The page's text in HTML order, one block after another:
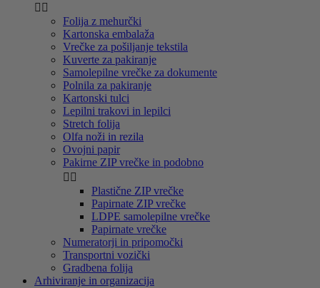
 
Folija z mehurčki
Kartonska embalaža
Vrečke za pošiljanje tekstila
Kuverte za pakiranje
Samolepilne vrečke za dokumente
Polnila za pakiranje
Kartonski tulci
Lepilni trakovi in lepilci
Stretch folija
Olfa noži in rezila
Ovojni papir
Pakirne ZIP vrečke in podobno
 
Plastične ZIP vrečke
Papirnate ZIP vrečke
LDPE samolepilne vrečke
Papirnate vrečke
Numeratorji in pripomočki
Transportni vozički
Gradbena folija
Arhiviranje in organizacija